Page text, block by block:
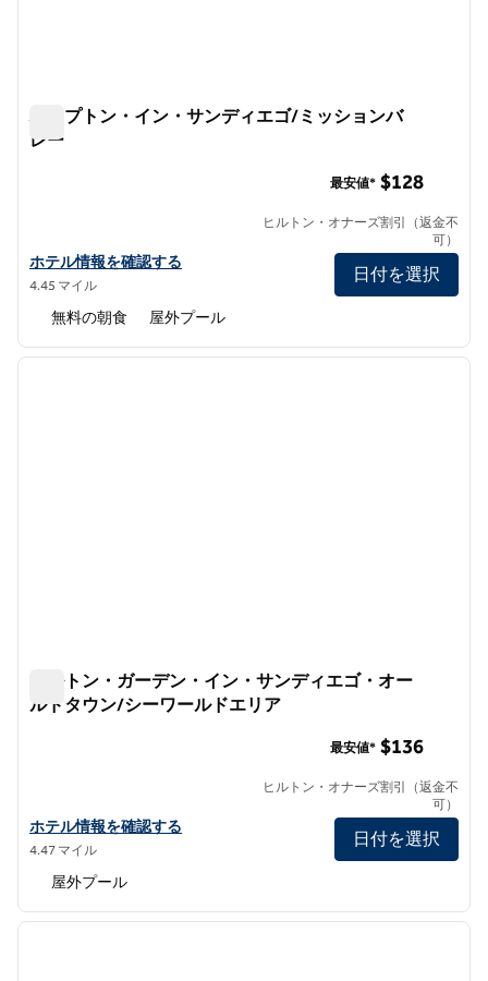
ハンプトン・イン・サンディエゴ/ミッションバ
レー
ハンプトン・イン・サンディエゴ/ミッションバレーのホテルの詳
ホテル情報を確認する
4.45 マイル
最安値* $128
ヒルトン・オナーズ割引（返金不
可）
日付を選択
無料の朝食 屋外プール
1/12
次の
ヒルトン・ガーデン・イン・サンディエゴ・オー
ルドタウン/シーワールドエリア
ヒルトン・ガーデン・イン・サンディエゴ・オールドタウン/シー
ホテル情報を確認する
4.47 マイル
最安値* $136
ヒルトン・オナーズ割引（返金不
可）
日付を選択
屋外プール
1/11
次の